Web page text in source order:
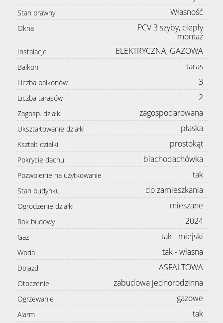
Stan prawny Własność
Okna
PCV 3 szyby, ciepły
montaż
Instalacje ELEKTRYCZNA, GAZOWA
Balkon taras
Liczba balkonów 3
Liczba tarasów 2
Zagosp. działki zagospodarowana
Ukształtowanie działki płaska
Kształt działki prostokąt
Pokrycie dachu blachodachówka
Pozwolenie na użytkowanie tak
Stan budynku do zamieszkania
Ogrodzenie działki mieszane
Rok budowy 2024
Gaz tak - miejski
Woda tak - własna
Dojazd ASFALTOWA
Otoczenie zabudowa jednorodzinna
Ogrzewanie gazowe
Alarm tak